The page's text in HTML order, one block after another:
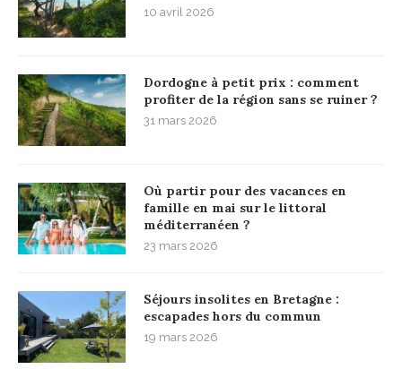
10 avril 2026
Dordogne à petit prix : comment
profiter de la région sans se ruiner ?
31 mars 2026
Où partir pour des vacances en
famille en mai sur le littoral
méditerranéen ?
23 mars 2026
Séjours insolites en Bretagne :
escapades hors du commun
19 mars 2026